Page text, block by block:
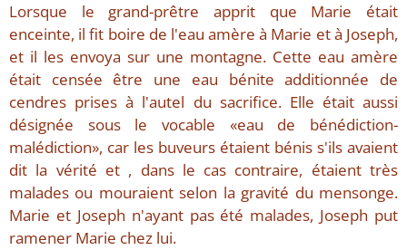
Lorsque le grand-prêtre apprit que Marie était
enceinte, il fit boire de l'eau amère à Marie et à Joseph,
et il les envoya sur une montagne. Cette eau amère
était censée être une eau bénite additionnée de
cendres prises à l'autel du sacrifice. Elle était aussi
désignée sous le vocable «eau de bénédiction-
malédiction», car les buveurs étaient bénis s'ils avaient
dit la vérité et , dans le cas contraire, étaient très
malades ou mouraient selon la gravité du mensonge.
Marie et Joseph n'ayant pas été malades, Joseph put
ramener Marie chez lui.